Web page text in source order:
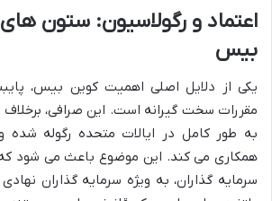
اعتماد و رگولاسیون: ستون
بیس
یکی از دلایل اصلی اهمیت کوین بیس،
مقررات سخت گیرانه است. این صرافی، برخلاف
به طور کامل در ایالات متحده رگوله شده
همکاری می کند. این موضوع باعث می شود
سرمایه گذاران، به ویژه سرمایه گذاران